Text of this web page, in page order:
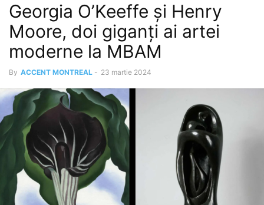
Georgia O’Keeffe și Henry
Moore, doi giganți ai artei
moderne la MBAM
By ACCENT MONTREAL - 23 martie 2024